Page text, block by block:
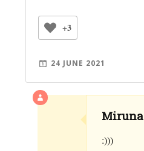
+3
24 JUNE 2021
Miruna
:)))